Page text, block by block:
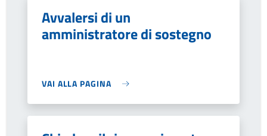
Avvalersi di un
amministratore di sostegno
VAI ALLA PAGINA